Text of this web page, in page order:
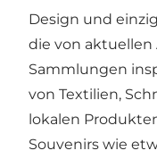
Design und
die von
Sammlungen
von Textilien,
lokalen
Souvenirs wie